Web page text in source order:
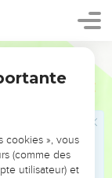
et
de votre travail
un bélier,
défaut,
cookies », vous
(comme des
utilisateur) et